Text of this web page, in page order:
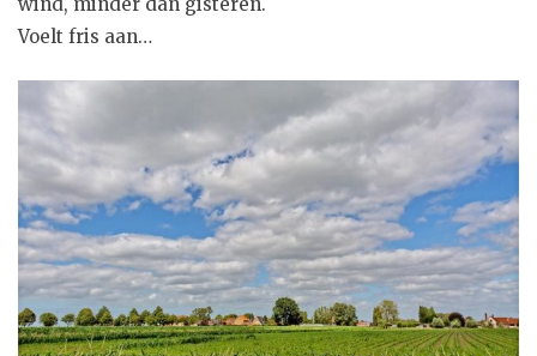
Voelt fris aan…